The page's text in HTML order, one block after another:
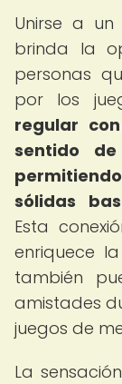
Unirse a
brinda la
personas
por los
regular
sentido
sólidas
Esta
enriquece
también
amistades
juegos de
La